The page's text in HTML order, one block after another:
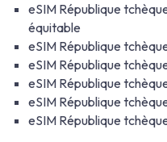
eSIM République
équitable
eSIM République
eSIM République
eSIM République
eSIM République
eSIM République